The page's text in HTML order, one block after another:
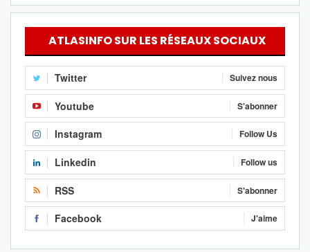
ATLASINFO SUR LES RÉSEAUX SOCIAUX
Twitter Suivez nous
Youtube S'abonner
Instagram Follow Us
Linkedin Follow us
RSS S'abonner
Facebook J'aime